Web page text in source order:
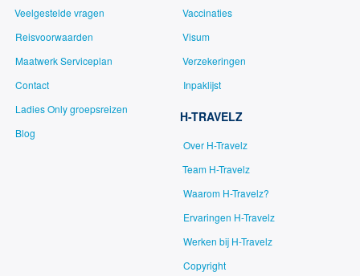
Veelgestelde vragen
Reisvoorwaarden
Maatwerk Serviceplan
Contact
Ladies Only groepsreizen
Blog
Vaccinaties
Visum
Verzekeringen
Inpaklijst
H-TRAVELZ
Over H-Travelz
Team H-Travelz
Waarom H-Travelz?
Ervaringen H-Travelz
Werken bij H-Travelz
Copyright